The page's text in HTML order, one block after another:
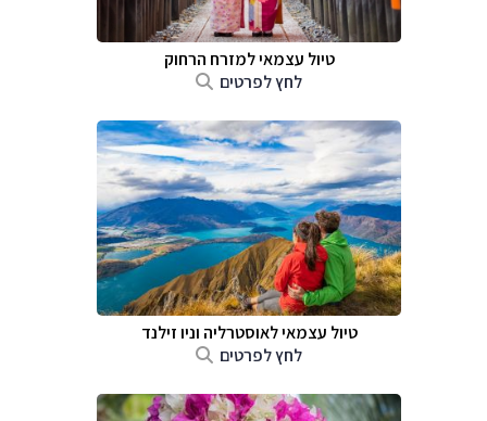
טיול עצמאי למזרח הרחוק
לחץ לפרטים
טיול עצמאי לאוסטרליה וניו זילנד
לחץ לפרטים